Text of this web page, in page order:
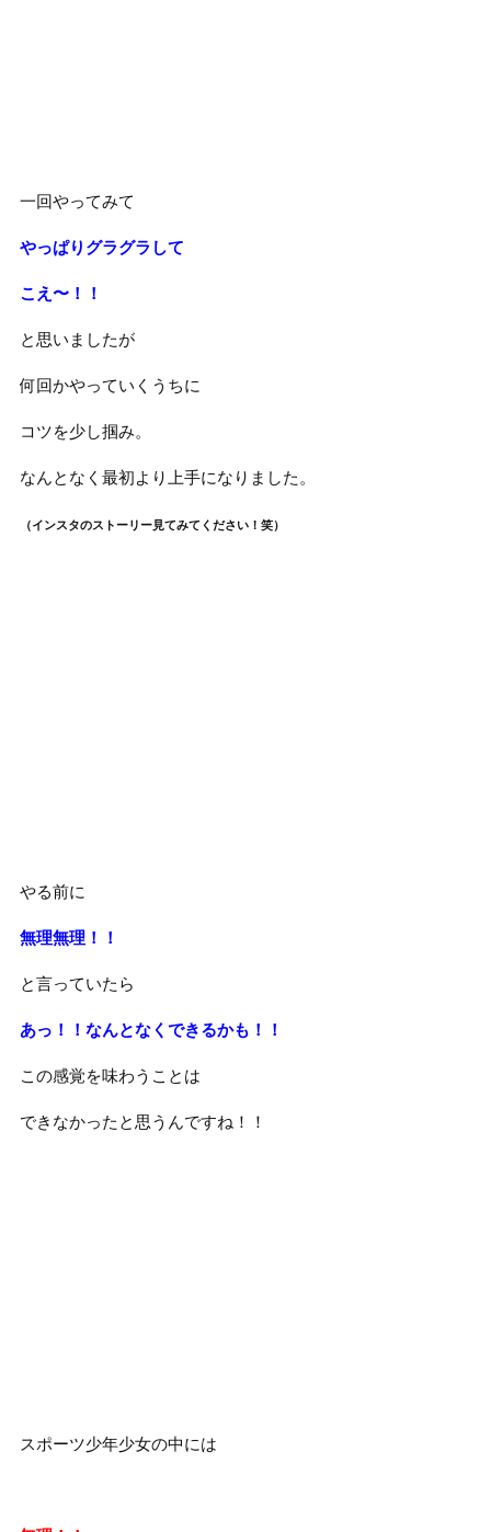
一回やってみて
やっぱりグラグラして
こえ〜！！
と思いましたが
何回かやっていくうちに
コツを少し掴み。
なんとなく最初より上手になりました。
（インスタのストーリー見てみてください！笑）
やる前に
無理無理！！
と言っていたら
あっ！！なんとなくできるかも！！
この感覚を味わうことは
できなかったと思うんですね！！
スポーツ少年少女の中には